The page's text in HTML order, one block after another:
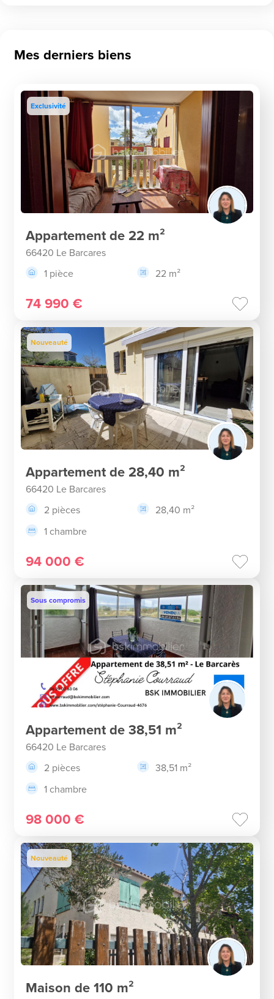
Mes derniers biens
Exclusivité
Appartement de 22 m²
66420 Le Barcares
1 pièce
22 m²
74 990 €
Nouveauté
Appartement de 28,40 m²
66420 Le Barcares
2 pièces
28,40 m²
1 chambre
94 000 €
Sous compromis
Appartement de 38,51 m²
66420 Le Barcares
2 pièces
38,51 m²
1 chambre
98 000 €
Nouveauté
Maison de 110 m²